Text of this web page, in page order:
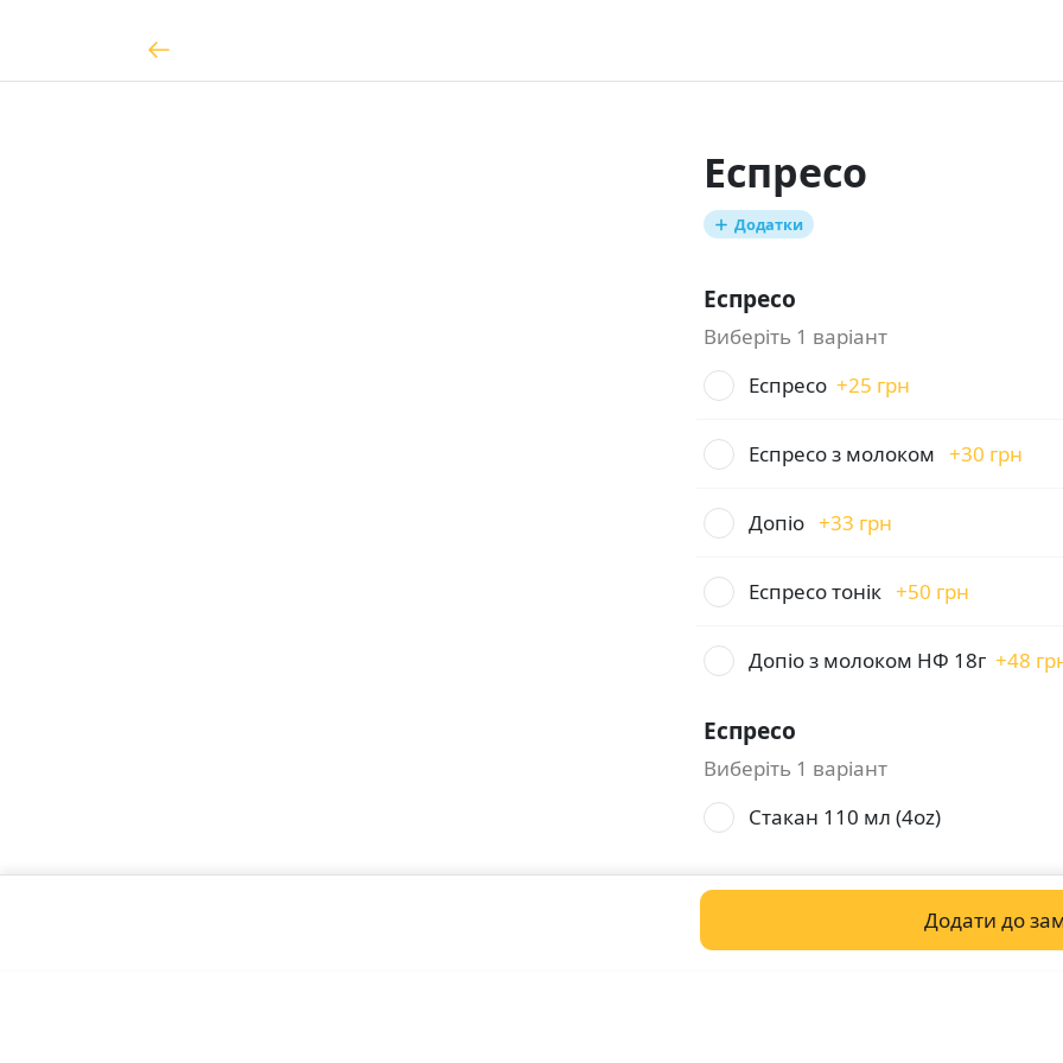
Еспресо
Додатки
Еспресо
Виберіть 1 варіант
Еспресо +25 грн
Еспресо з молоком +30 грн
Допіо +33 грн
Еспресо тонік +50 грн
Допіо з молоком НФ 18г +48
Еспресо
Виберіть 1 варіант
Стакан 110 мл (4oz)
Додати до